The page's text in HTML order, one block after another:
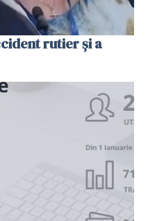
rutier și a